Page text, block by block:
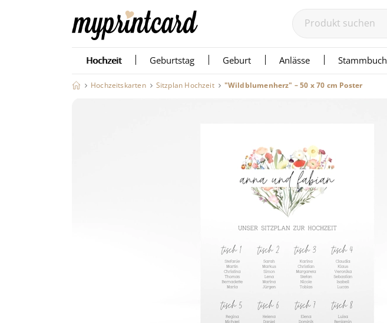
Hochzeit Geburtstag Geburt Anlässe Stammbuch
Hochzeitskarten Sitzplan Hochzeit "Wildblumenherz" – 50 x 70 cm Poster